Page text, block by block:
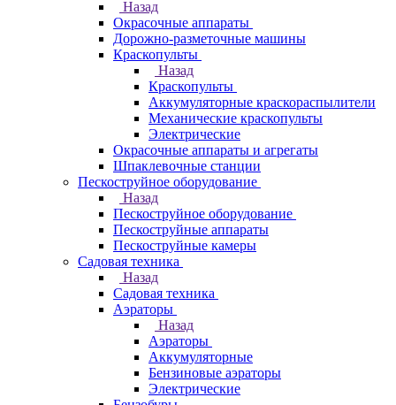
Назад
Окрасочные аппараты
Дорожно-разметочные машины
Краскопульты
Назад
Краскопульты
Аккумуляторные краскораспылители
Механические краскопульты
Электрические
Окрасочные аппараты и агрегаты
Шпаклевочные станции
Пескоструйное оборудование
Назад
Пескоструйное оборудование
Пескоструйные аппараты
Пескоструйные камеры
Садовая техника
Назад
Садовая техника
Аэраторы
Назад
Аэраторы
Аккумуляторные
Бензиновые аэраторы
Электрические